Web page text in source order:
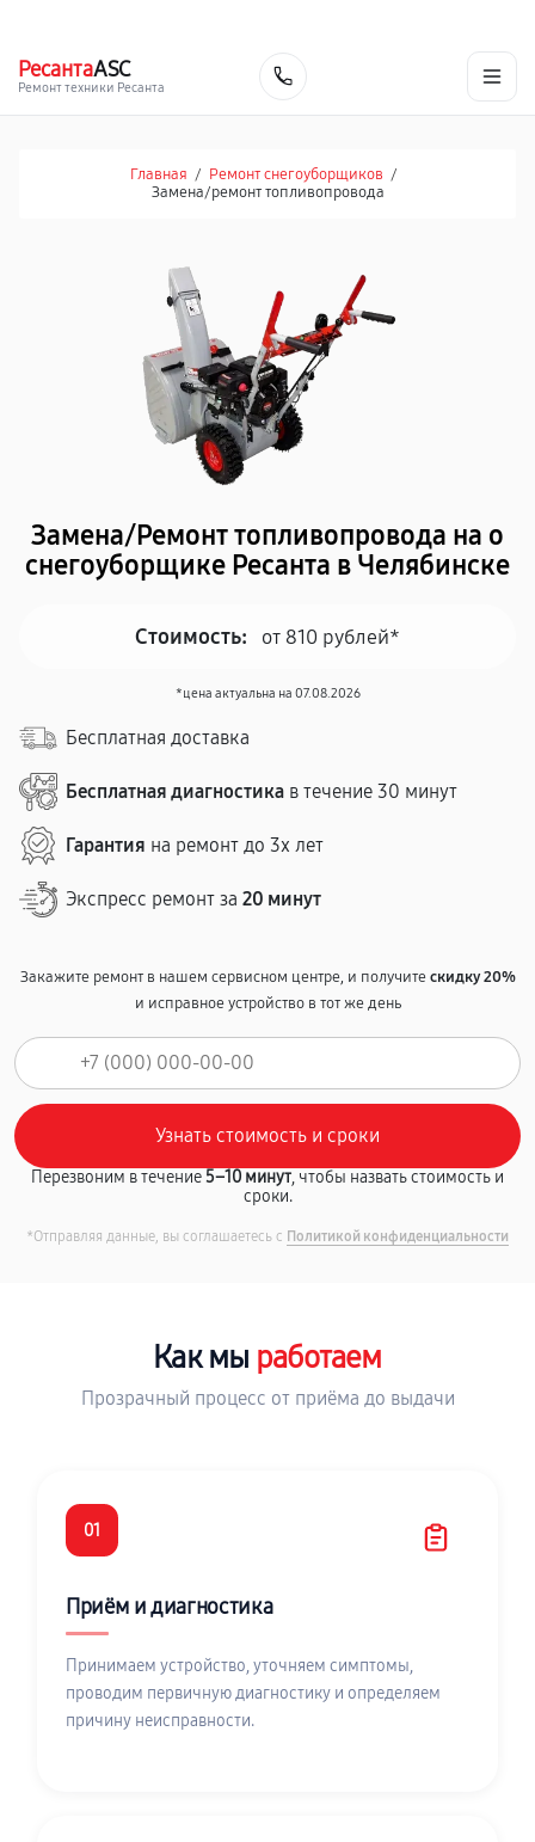
РесантаASC
Ремонт техники Ресанта
Главная / Ремонт снегоуборщиков /
Замена/pемонт топливопровода
Замена/Pемонт топливопровода на о
снегоуборщике Ресанта в Челябинске
Стоимость: от 810 рублей*
*цена актуальна на 07.08.2026
Бесплатная доставка
Бесплатная диагностика в течение 30 минут
Гарантия на ремонт до 3х лет
Экспресс ремонт за 20 минут
Закажите ремонт в нашем сервисном центре, и получитескидку 20%
и исправное устройство в тот же день
Перезвоним в течение5–10 минут, чтобы назвать стоимость и
сроки.
*Отправляя данные, вы соглашаетесь с Политикой конфиденциальности
Как мы работаем
Прозрачный процесс от приёма до выдачи
01
Приём и диагностика
Принимаем устройство, уточняем симптомы,
проводим первичную диагностику и определяем
причину неисправности.